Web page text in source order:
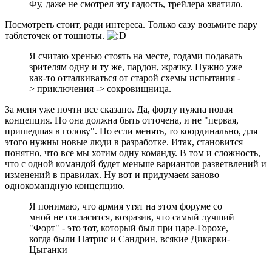
Фу, даже не смотрел эту гадость, трейлера хватило.
Посмотреть стоит, ради интереса. Только сазу возьмите пару
таблеточек от тошноты.
Я считаю хренью стоять на месте, годами подавать
зрителям одну и ту же, пардон, жрачку. Нужно уже
как-то отталкиваться от старой схемы испытания -
> приключения -> сокровищница.
За меня уже почти все сказано. Да, форту нужна новая
концепция. Но она должна быть отточена, и не "первая,
пришедшая в голову". Но если менять, то координально, для
этого нужны новые люди в разработке. Итак, становится
понятно, что все мы хотим одну команду. В том и сложность,
что с одной командой будет меньше вариантов разветвлений и
изменений в правилах. Ну вот и придумаем заново
однокомандную концепцию.
Я понимаю, что армия утят на этом форуме со
мной не согласится, возразив, что самый лучший
"Форт" - это тот, который был при царе-Горохе,
когда были Патрис и Сандрин, всякие Дикарки-
Цыганки